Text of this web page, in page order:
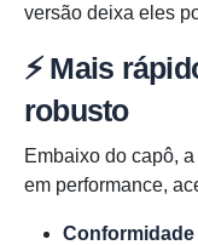
versão deixa eles
⚡ Mais
robusto
Embaixo do capô,
em performance,
Conformidade